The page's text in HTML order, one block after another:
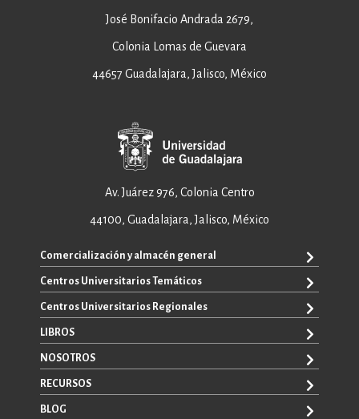
José Bonifacio Andrada 2679,
Colonia Lomas de Guevara
44657 Guadalajara, Jalisco, México
Av. Juárez 976, Colonia Centro
44100, Guadalajara, Jalisco, México
Comercialización y almacén general
ventas@editorial.udg.mx
WhatsApp: +52 33 1433 6869
Centros Universitarios Temáticos
CUAAD
CUCEA
CUCBA
CUCEI
CUCSH
Centros Universitarios Regionales
CUAAD
CUCBA
CUCOSTA
CUCHAPALA
LIBROS
TODOS LOS LIBROS
E-BOOKS
NOSOTROS
SOBRE NOSOTROS
CONTACTO
RECURSOS
PROMOCIONALES
BLOG